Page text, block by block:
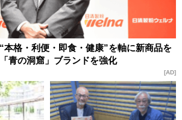
本格・利便・即食・健康”を軸に新商品を
青の洞窟」ブランドを強化
AD